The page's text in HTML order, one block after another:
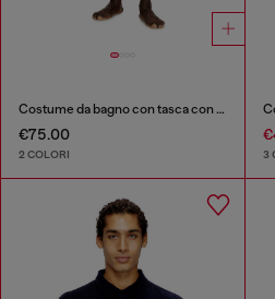
Costume da bagno con tasca con zip
€75.00
2 COLORI 3